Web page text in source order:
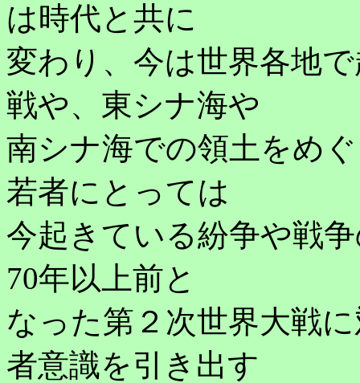
は時代と共に
変わり、今は世界各地
戦や、東シナ海や
南シナ海での領土をめ
若者にとっては
今起きている紛争や戦
70年以上前と
なった第２次世界大戦
者意識を引き出す